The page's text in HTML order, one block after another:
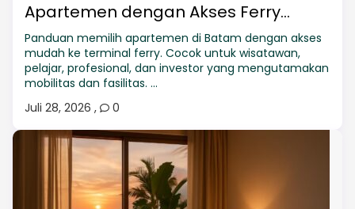
Apartemen dengan Akses Ferry...
Panduan memilih apartemen di Batam dengan akses
mudah ke terminal ferry. Cocok untuk wisatawan,
pelajar, profesional, dan investor yang mengutamakan
mobilitas dan fasilitas. ...
Juli 28, 2026 , 0